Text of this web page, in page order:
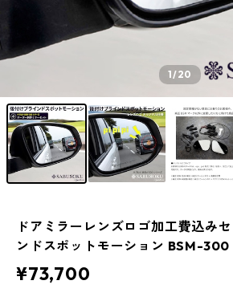
1/20
ドアミラーレンズロゴ加工費込み
ンドスポットモーション BSM-300
¥73,700